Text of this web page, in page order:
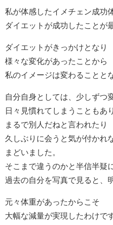
私が体感したイメチェン成功
ダイエットが成功したことが
ダイエットがきっかけとなり
様々な変化があったことから
私のイメージは変わることと
自分自身としては、少しずつ
日々見慣れてしまうこともあり
まるで別人だねと言われたり
久しぶりに会うと気が付かれ
まどいました。
そこまで違うのかと半信半疑
過去の自分を写真で見ると、
元々体重があったからこそ
大幅な減量が実現したわけで